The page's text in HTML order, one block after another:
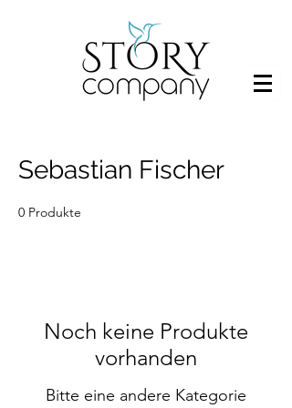
Sebastian Fischer
0 Produkte
Noch keine Produkte
vorhanden
Bitte eine andere Kategorie